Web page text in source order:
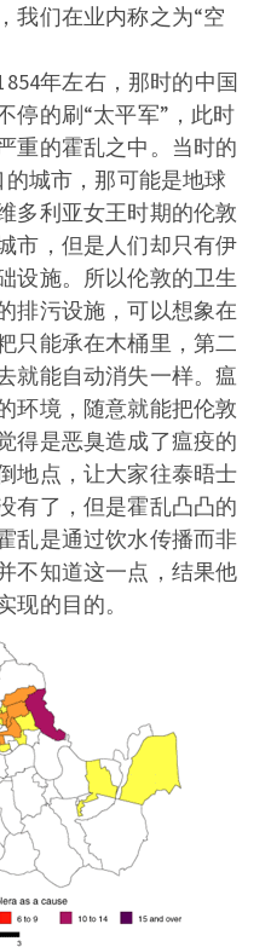
我们在业内称之为“空
年左右，那时的中国
停的刷“太平军”，此时
重的霍乱之中。当时的
城市，那可能是地球
多利亚女王时期的伦敦
市，但是人们却只有伊
设施。所以伦敦的卫生
排污设施，可以想象在
只能承在木桶里，第二
就能自动消失一样。瘟
环境，随意就能把伦敦
得是恶臭造成了瘟疫的
地点，让大家往泰晤士
有了，但是霍乱凸凸的
乱是通过饮水传播而非
不知道这一点，结果他
现的目的。